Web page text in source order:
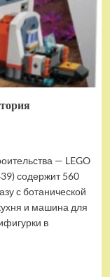
— LEGO
содержит 560
с ботанической
и машина для
в